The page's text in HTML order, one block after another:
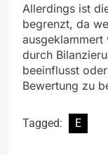
Allerdings ist
begrenzt, da
ausgeklammert
durch
beeinflusst
Bewertung zu
Tagged: E